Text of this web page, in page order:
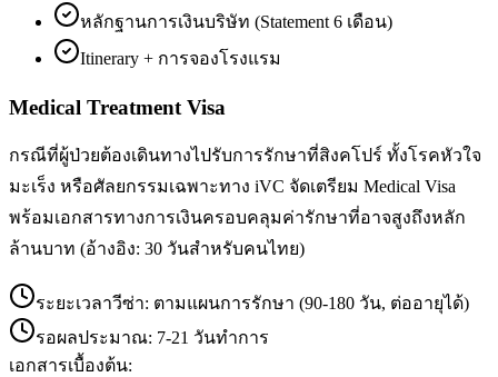
หลักฐานการเงินบริษัท (Statement 6 เดือน)
Itinerary + การจองโรงแรม
Medical Treatment Visa
กรณีที่ผู้ป่วยต้องเดินทางไปรับการรักษาที่สิงคโปร์ ทั้งโรคหัวใจ
มะเร็ง หรือศัลยกรรมเฉพาะทาง iVC จัดเตรียม Medical Visa
พร้อมเอกสารทางการเงินครอบคลุมค่ารักษาที่อาจสูงถึงหลัก
ล้านบาท (อ้างอิง: 30 วันสำหรับคนไทย)
ระยะเวลาวีซ่า: ตามแผนการรักษา (90-180 วัน, ต่ออายุได้)
รอผลประมาณ: 7-21 วันทำการ
เอกสารเบื้องต้น: